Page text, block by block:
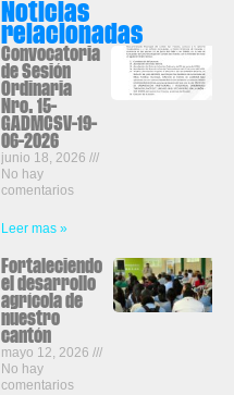
Noticias
relacionadas
Convocatoria
de Sesión
Ordinaria
Nro. 15-
GADMCSV-19-
06-2026
junio 18, 2026
No hay
comentarios
Leer mas »
Fortaleciendo
el desarrollo
agrícola de
nuestro
cantón
mayo 12, 2026
No hay
comentarios